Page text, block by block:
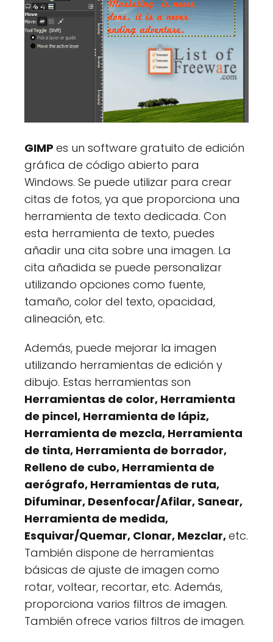
GIMP es un software gratuito de edición
gráfica de código abierto para
Windows. Se puede utilizar para crear
citas de fotos, ya que proporciona una
herramienta de texto dedicada. Con
esta herramienta de texto, puedes
añadir una cita sobre una imagen. La
cita añadida se puede personalizar
utilizando opciones como fuente,
tamaño, color del texto, opacidad,
alineación, etc.
Además, puede mejorar la imagen
utilizando herramientas de edición y
dibujo. Estas herramientas son
Herramientas de color, Herramienta
de pincel, Herramienta de lápiz,
Herramienta de mezcla, Herramienta
de tinta, Herramienta de borrador,
Relleno de cubo, Herramienta de
aerógrafo, Herramientas de ruta,
Difuminar, Desenfocar/Afilar, Sanear,
Herramienta de medida,
Esquivar/Quemar, Clonar, Mezclar,etc.
También dispone de herramientas
básicas de ajuste de imagen como
rotar, voltear, recortar, etc. Además,
proporciona varios filtros de imagen.
También ofrece varios filtros de imagen.